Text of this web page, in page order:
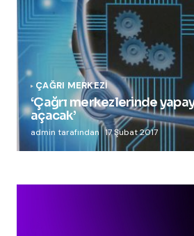
ÇAĞRI MERKEZI
‘Çağrı merkezlerinde yapay
açacak’
admin tarafından 17 Şubat 2017